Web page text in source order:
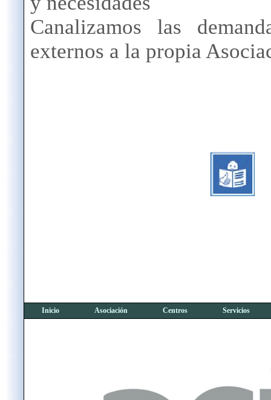
Canalizamos las
externos a la propia
Inicio Asociación Centros Servicios